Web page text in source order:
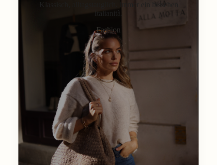
Klassisch, alltagstauglich, immer ein bisschen
Italianità.
Fashion